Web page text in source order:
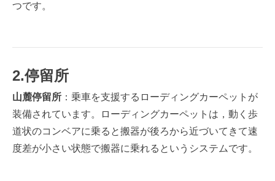
つです。
2.停留所
山麓停留所 ：乗車を支援するローディングカーペットが
装備されています。ローディングカーペットは，動く歩
道状のコンベアに乗ると搬器が後ろから近づいてきて速
度差が小さい状態で搬器に乗れるというシステムです。